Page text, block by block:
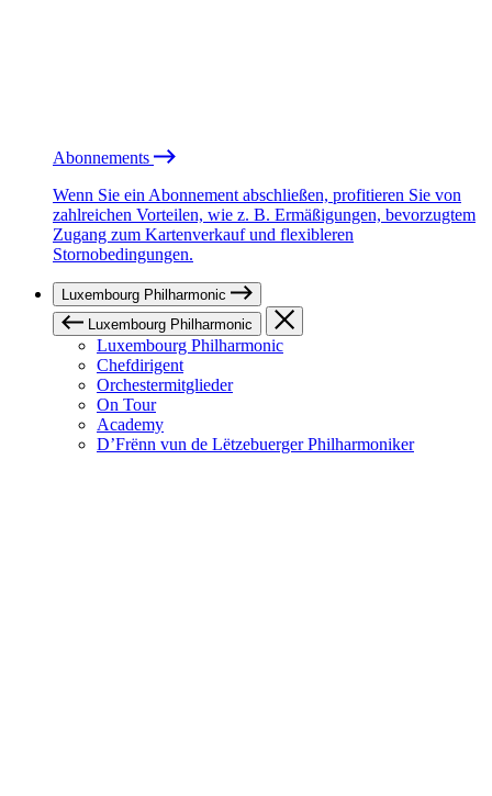
Abonnements
Wenn Sie ein Abonnement abschließen, profitieren Sie von
zahlreichen Vorteilen, wie z. B. Ermäßigungen, bevorzugtem
Zugang zum Kartenverkauf und flexibleren
Stornobedingungen.
Luxembourg Philharmonic
Luxembourg Philharmonic
Luxembourg Philharmonic
Chefdirigent
Orchestermitglieder
On Tour
Academy
D’Frënn vun de Lëtzebuerger Philharmoniker